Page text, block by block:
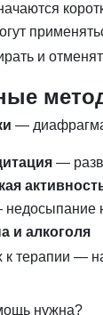
и
—
—
и алкоголя
к терапии —
нужна?